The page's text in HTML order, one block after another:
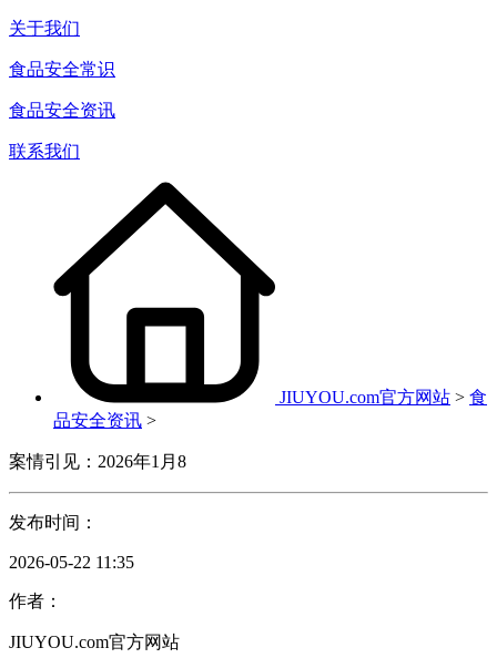
关于我们
食品安全常识
食品安全资讯
联系我们
JIUYOU.com官方网站 > 食
品安全资讯 >
案情引见：2026年1月8
发布时间：
2026-05-22 11:35
作者：
JIUYOU.com官方网站